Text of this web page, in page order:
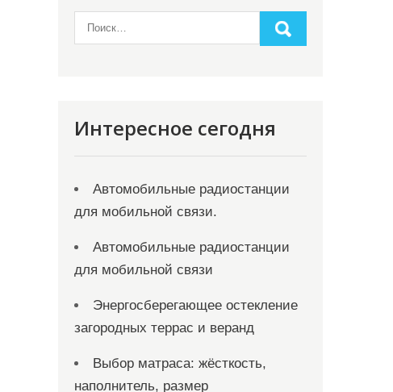
Интересное сегодня
Автомобильные радиостанции
для мобильной связи.
Автомобильные радиостанции
для мобильной связи
Энергосберегающее остекление
загородных террас и веранд
Выбор матраса: жёсткость,
наполнитель, размер